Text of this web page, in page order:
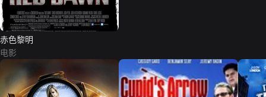
赤色黎明
电影